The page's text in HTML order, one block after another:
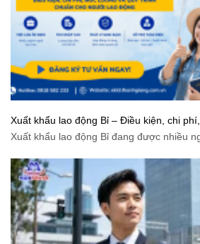
Xuất khẩu lao động Bỉ – Điều kiện, chi
trình chuẩn cho người lao động
Xuất khẩu lao động Bỉ đang được nhiều